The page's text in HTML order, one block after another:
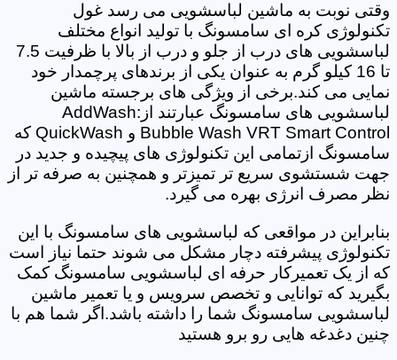
وقتی نوبت به ماشین لباسشویی می رسد غول
تکنولوژی کره ای سامسونگ با تولید انواع مختلف
لباسشویی های درب از جلو و درب از بالا با ظرفیت 7.5
تا 16 کیلو گرم به عنوان یکی از برندهای پرچمدار خود
نمایی می کند.برخی از ویژگی های برجسته ماشین
لباسشویی های سامسونگ عبارتند از:AddWash
Bubble Wash VRT Smart Control و QuickWash که
سامسونگ ازتمامی این تکنولوژی های پیچیده و جدید در
جهت شستشوی سریع تر تمیزتر و همچنین به صرفه تر از
نظر مصرف انرژی بهره می گیرد.
بنابراین در مواقعی که لباسشویی های سامسونگ با این
تکنولوژی پیشرفته دچار مشکل می شوند حتما نیاز است
که از یک تعمیرکار حرفه ای لباسشویی سامسونگ کمک
بگیرید که توانایی و تخصص سرویس و یا تعمیر ماشین
لباسشویی سامسونگ شما را داشته باشد.اگر شما هم با
چنین دغدغه هایی رو برو هستید